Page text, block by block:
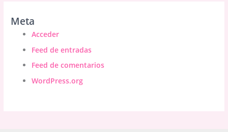
Meta
Acceder
Feed de entradas
Feed de comentarios
WordPress.org